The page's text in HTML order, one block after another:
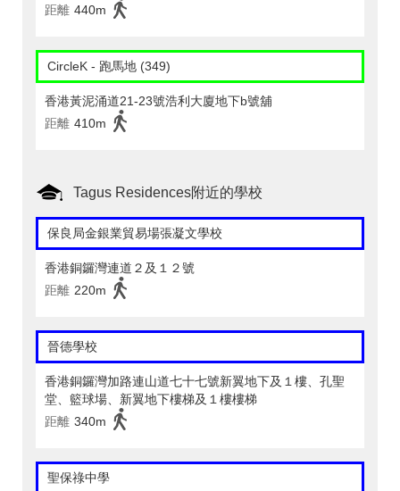
距離 440m
CircleK - 跑馬地 (349)
香港黃泥涌道21-23號浩利大廈地下b號舖
距離 410m
Tagus Residences附近的學校
保良局金銀業貿易場張凝文學校
香港銅鑼灣連道２及１２號
距離 220m
晉德學校
香港銅鑼灣加路連山道七十七號新翼地下及１樓、孔聖
堂、籃球場、新翼地下樓梯及１樓樓梯
距離 340m
聖保祿中學